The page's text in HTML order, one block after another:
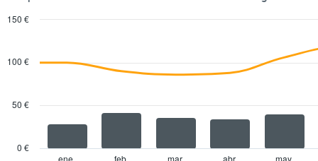
día
alquiler
de
gráfico
eje
X
el
with
ene. feb. mar. abr. may.
0 €
50 €
100 €
150 €